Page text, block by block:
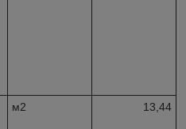
м2 13,44